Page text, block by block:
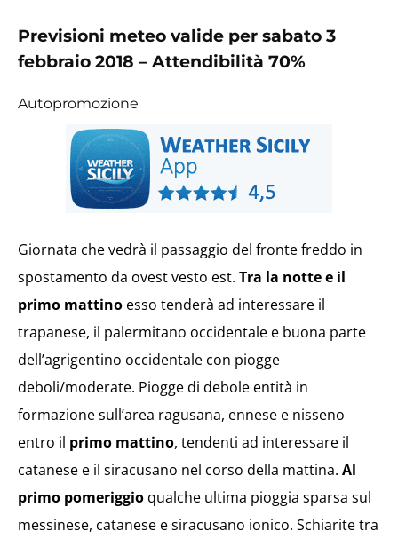
Previsioni meteo valide per sabato 3
febbraio 2018 – Attendibilità 70%
Autopromozione
Giornata che vedrà il passaggio del fronte freddo in
spostamento da ovest vesto est. Tra la notte e il
primo mattino esso tenderà ad interessare il
trapanese, il palermitano occidentale e buona parte
dell’agrigentino occidentale con piogge
deboli/moderate. Piogge di debole entità in
formazione sull’area ragusana, ennese e nisseno
entro il primo mattino, tendenti ad interessare il
catanese e il siracusano nel corso della mattina. Al
primo pomeriggio qualche ultima pioggia sparsa sul
messinese, catanese e siracusano ionico. Schiarite tra